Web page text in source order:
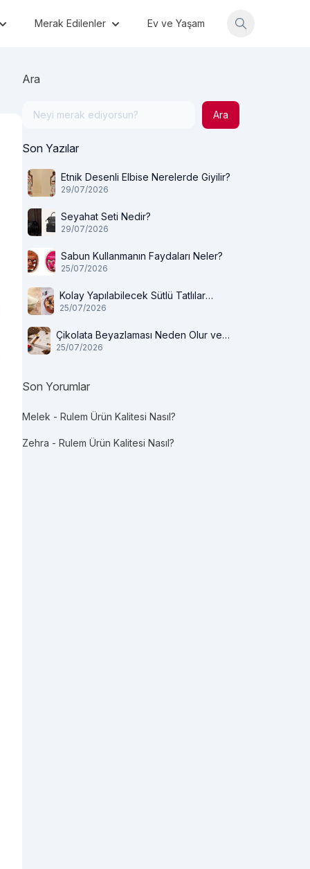
Merak Edilenler Ev ve Yaşam
Ara
Ara
Son Yazılar
Etnik Desenli Elbise Nerelerde Giyilir?
29/07/2026
Seyahat Seti Nedir?
29/07/2026
Sabun Kullanmanın Faydaları Neler?
25/07/2026
Kolay Yapılabilecek Sütlü Tatlılar
Nelerdir?
25/07/2026
Çikolata Beyazlaması Neden Olur ve
Tüketilir mi?
25/07/2026
Son Yorumlar
Melek - Rulem Ürün Kalitesi Nasıl?
Zehra - Rulem Ürün Kalitesi Nasıl?